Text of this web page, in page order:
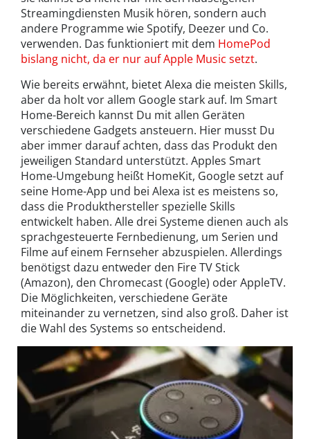
Streamingdiensten Musik hören, sondern auch
andere Programme wie Spotify, Deezer und Co.
verwenden. Das funktioniert mit dem HomePod
bislang nicht, da er nur auf Apple Music setzt.
Wie bereits erwähnt, bietet Alexa die meisten Skills,
aber da holt vor allem Google stark auf. Im Smart
Home-Bereich kannst Du mit allen Geräten
verschiedene Gadgets ansteuern. Hier musst Du
aber immer darauf achten, dass das Produkt den
jeweiligen Standard unterstützt. Apples Smart
Home-Umgebung heißt HomeKit, Google setzt auf
seine Home-App und bei Alexa ist es meistens so,
dass die Produkthersteller spezielle Skills
entwickelt haben. Alle drei Systeme dienen auch als
sprachgesteuerte Fernbedienung, um Serien und
Filme auf einem Fernseher abzuspielen. Allerdings
benötigst dazu entweder den Fire TV Stick
(Amazon), den Chromecast (Google) oder AppleTV.
Die Möglichkeiten, verschiedene Geräte
miteinander zu vernetzen, sind also groß. Daher ist
die Wahl des Systems so entscheidend.